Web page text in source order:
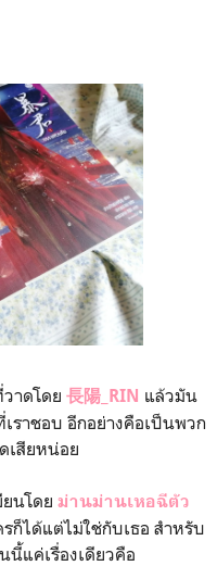
าดโดย 長陽_RIN แล้วมัน
ราชอบ อีกอย่างคือเป็นพวก
เสียหน่อย
นโดย ม่านม่านเหอฉีตัว
ก็ได้แต่ไม่ใช่กับเธอ สำหรับ
นี้แค่เรื่องเดียวคือ